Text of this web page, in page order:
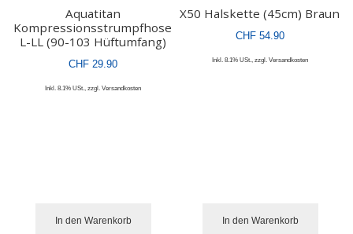
Aquatitan
Kompressionsstrumpfhose
L-LL (90-103 Hüftumfang)
CHF 29.90
Inkl. 8.1% USt., zzgl. Versandkosten
In den Warenkorb
X50 Halskette (45cm) Braun
CHF 54.90
Inkl. 8.1% USt., zzgl. Versandkosten
In den Warenkorb